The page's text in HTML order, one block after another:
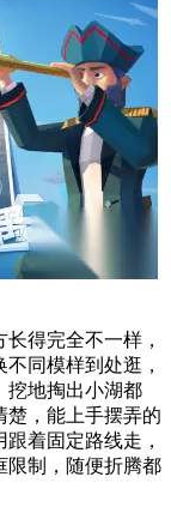
得完全不一样，
同模样到处逛，
挖地掏出小湖都
楚，能上手摆弄的
着固定路线走，
限制，随便折腾都